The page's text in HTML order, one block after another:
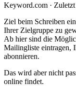
Keyword.com ·
Ziel beim Schreiben
Ihrer Zielgruppe zu
Ab hier sind die
Mailingliste eintragen,
abonnieren.
Das wird aber nicht
online findet.